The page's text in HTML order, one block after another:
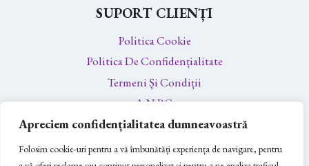
Apreciem confidențialitatea dumneavoastră
Folosim cookie-uri pentru a vă îmbunătăți experiența de navigare, pentru
SUPORT CLIENȚI
Politica Cookie
Politica De Confidențialitate
Termeni Și Condiții
A.N.P.C.
A.N.P.C. – SAL
Soluționarea Online a Litigiilor